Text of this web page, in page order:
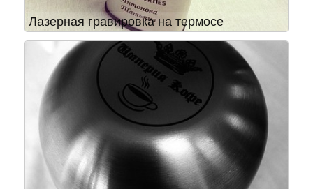
Лазерная гравировка на термосе